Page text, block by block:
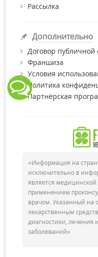
Рассылка
Дополнительно
Договор публичной
Франшиза
Условия
Политика
Партнёрская
«Информация на
исключительно в
является
применением
врачом. Указанный на
лекарственным
диагностики, лечения
заболеваний»